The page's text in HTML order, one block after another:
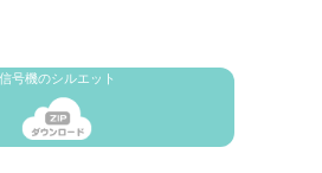
信号機のシルエット